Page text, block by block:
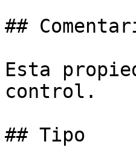
##
Esta
control.
## Tipo